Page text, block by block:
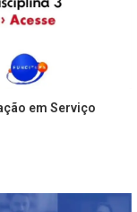
em Serviço